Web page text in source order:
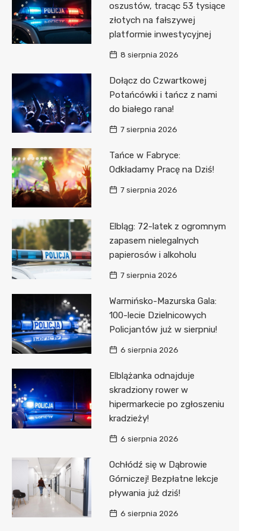
oszustów, tracąc 53 tysiące
złotych na fałszywej
platformie inwestycyjnej
8 sierpnia 2026
Dołącz do Czwartkowej
Potańcówki i tańcz z nami
do białego rana!
7 sierpnia 2026
Tańce w Fabryce:
Odkładamy Pracę na Dziś!
7 sierpnia 2026
Elbląg: 72-latek z ogromnym
zapasem nielegalnych
papierosów i alkoholu
7 sierpnia 2026
Warmińsko-Mazurska Gala:
100-lecie Dzielnicowych
Policjantów już w sierpniu!
6 sierpnia 2026
Elblążanka odnajduje
skradziony rower w
hipermarkecie po zgłoszeniu
kradzieży!
6 sierpnia 2026
Ochłódź się w Dąbrowie
Górniczej! Bezpłatne lekcje
pływania już dziś!
6 sierpnia 2026